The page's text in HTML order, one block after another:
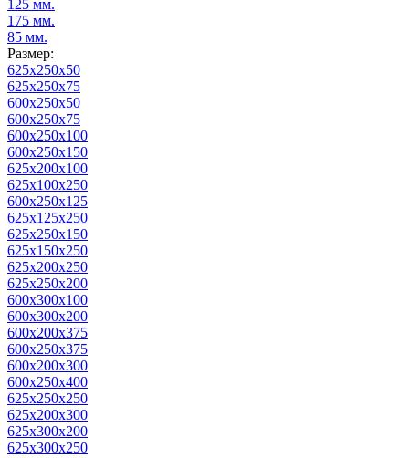
125 мм.
175 мм.
85 мм.
Размер:
625х250х50
625х250х75
600х250х50
600х250х75
600х250х100
600х250х150
625х200х100
625x100x250
600х250х125
625x125x250
625х250х150
625x150x250
625х200х250
625х250х200
600х300х100
600х300х200
600х200х375
600х250х375
600х200х300
600х250х400
625х250х250
625х200х300
625х300х200
625х300х250